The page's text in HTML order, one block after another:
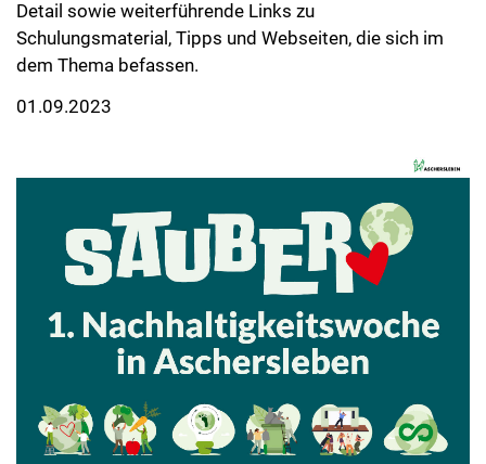
Detail sowie weiterführende Links zu
Schulungsmaterial, Tipps und Webseiten, die sich im
dem Thema befassen.
01.09.2023